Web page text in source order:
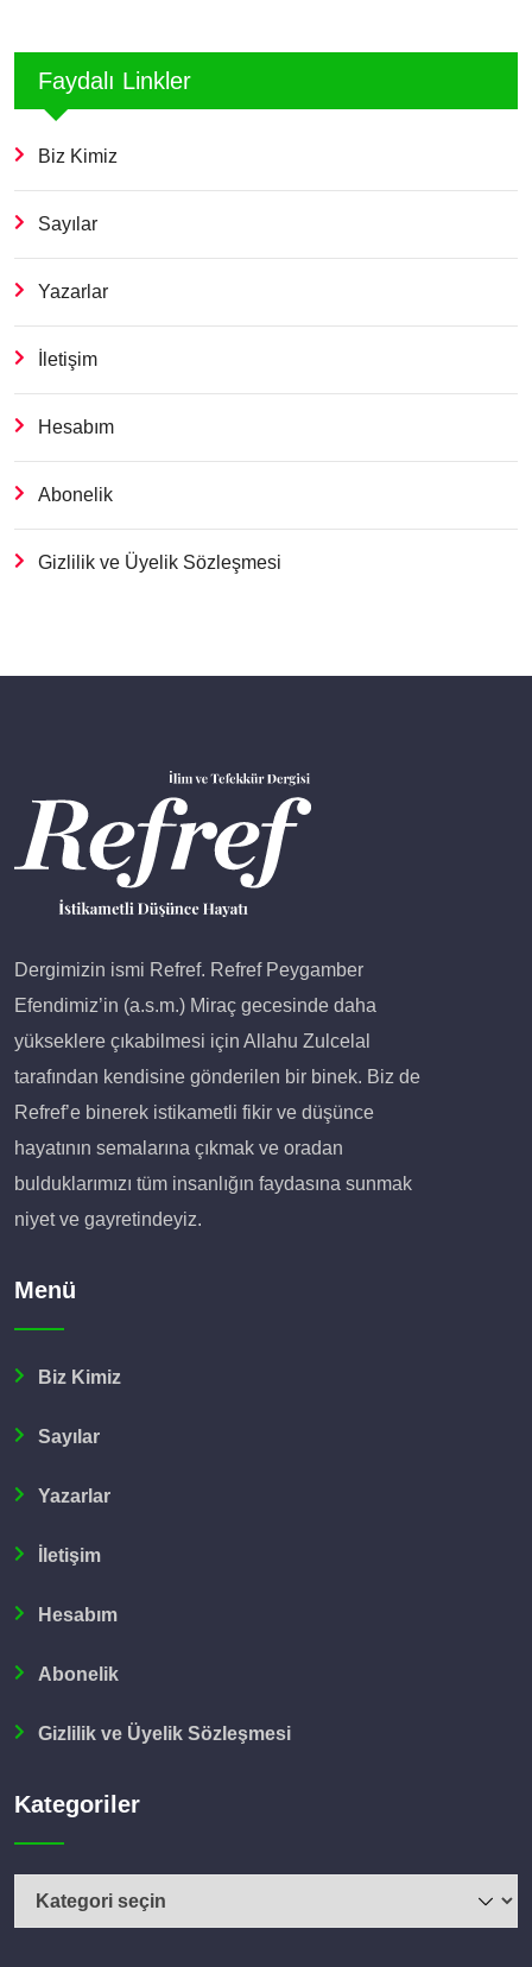
Faydalı Linkler
Biz Kimiz
Sayılar
Yazarlar
İletişim
Hesabım
Abonelik
Gizlilik ve Üyelik Sözleşmesi
Dergimizin ismi Refref. Refref Peygamber
Efendimiz’in (a.s.m.) Miraç gecesinde daha
yükseklere çıkabilmesi için Allahu Zulcelal
tarafından kendisine gönderilen bir binek. Biz de
Refref’e binerek istikametli fikir ve düşünce
hayatının semalarına çıkmak ve oradan
bulduklarımızı tüm insanlığın faydasına sunmak
niyet ve gayretindeyiz.
Menü
Biz Kimiz
Sayılar
Yazarlar
İletişim
Hesabım
Abonelik
Gizlilik ve Üyelik Sözleşmesi
Kategoriler
Kategoriler